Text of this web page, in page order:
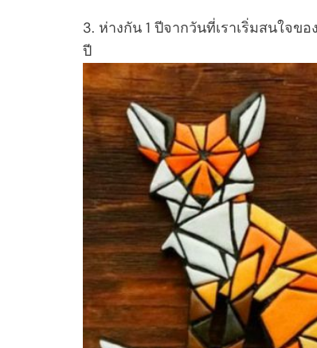
3. ห่างกัน 1 ปีจากวันที่เราเริ่มสนใจ
ปี